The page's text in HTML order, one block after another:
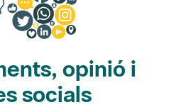
opinió i
socials